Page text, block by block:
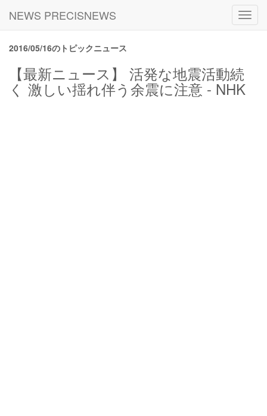
NEWS PRECISNEWS
2016/05/16のトピックニュース
【最新ニュース】 活発な地震活動続
く 激しい揺れ伴う余震に注意 - NHK